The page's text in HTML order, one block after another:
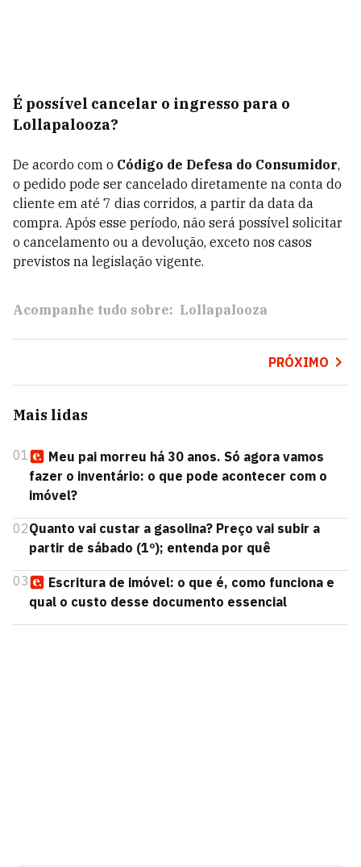
É possível cancelar o ingresso para o
Lollapalooza?
De acordo com o Código de Defesa do Consumidor,
o pedido pode ser cancelado diretamente na conta do
cliente em até 7 dias corridos, a partir da data da
compra. Após esse período, não será possível solicitar
o cancelamento ou a devolução, exceto nos casos
previstos na legislação vigente.
Acompanhe tudo sobre: Lollapalooza
PRÓXIMO
Mais lidas
01
Meu pai morreu há 30 anos. Só agora vamos
fazer o inventário: o que pode acontecer com o
imóvel?
02Quanto vai custar a gasolina? Preço vai subir a
partir de sábado (1º); entenda por quê
03
Escritura de imóvel: o que é, como funciona e
qual o custo desse documento essencial